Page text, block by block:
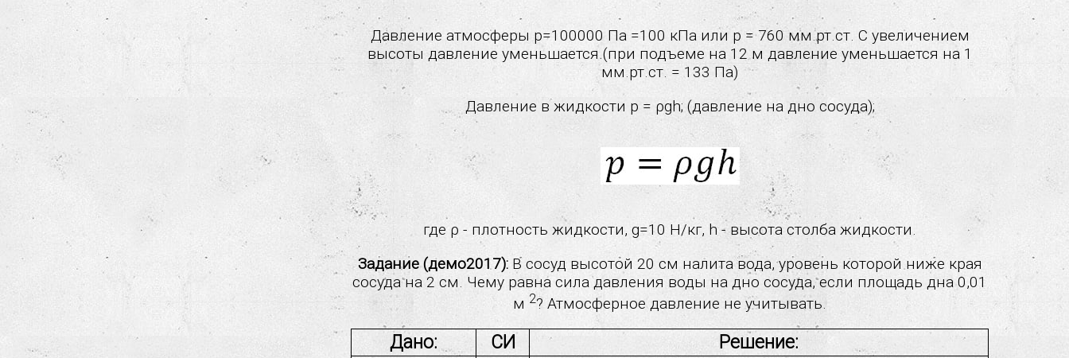
Давление атмосферы p=100000 Па =100 кПа или p = 760 мм.рт.ст. С увеличением
высоты давление уменьшается.(при подъеме на 12 м давление уменьшается на 1
мм.рт.ст. = 133 Па)
Давление в жидкости p = ρgh; (давление на дно сосуда);
где ρ - плотность жидкости, g=10 Н/кг, h - высота столба жидкости.
Задание (демо2017):В сосуд высотой 20 см налита вода, уровень которой ниже края
сосуда на 2 см. Чему равна сила давления воды на дно сосуда, если площадь дна 0,01
м 2? Атмосферное давление не учитывать.
Дано: СИ Решение: